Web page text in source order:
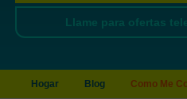
Llame para ofertas
Hogar Blog Como Me